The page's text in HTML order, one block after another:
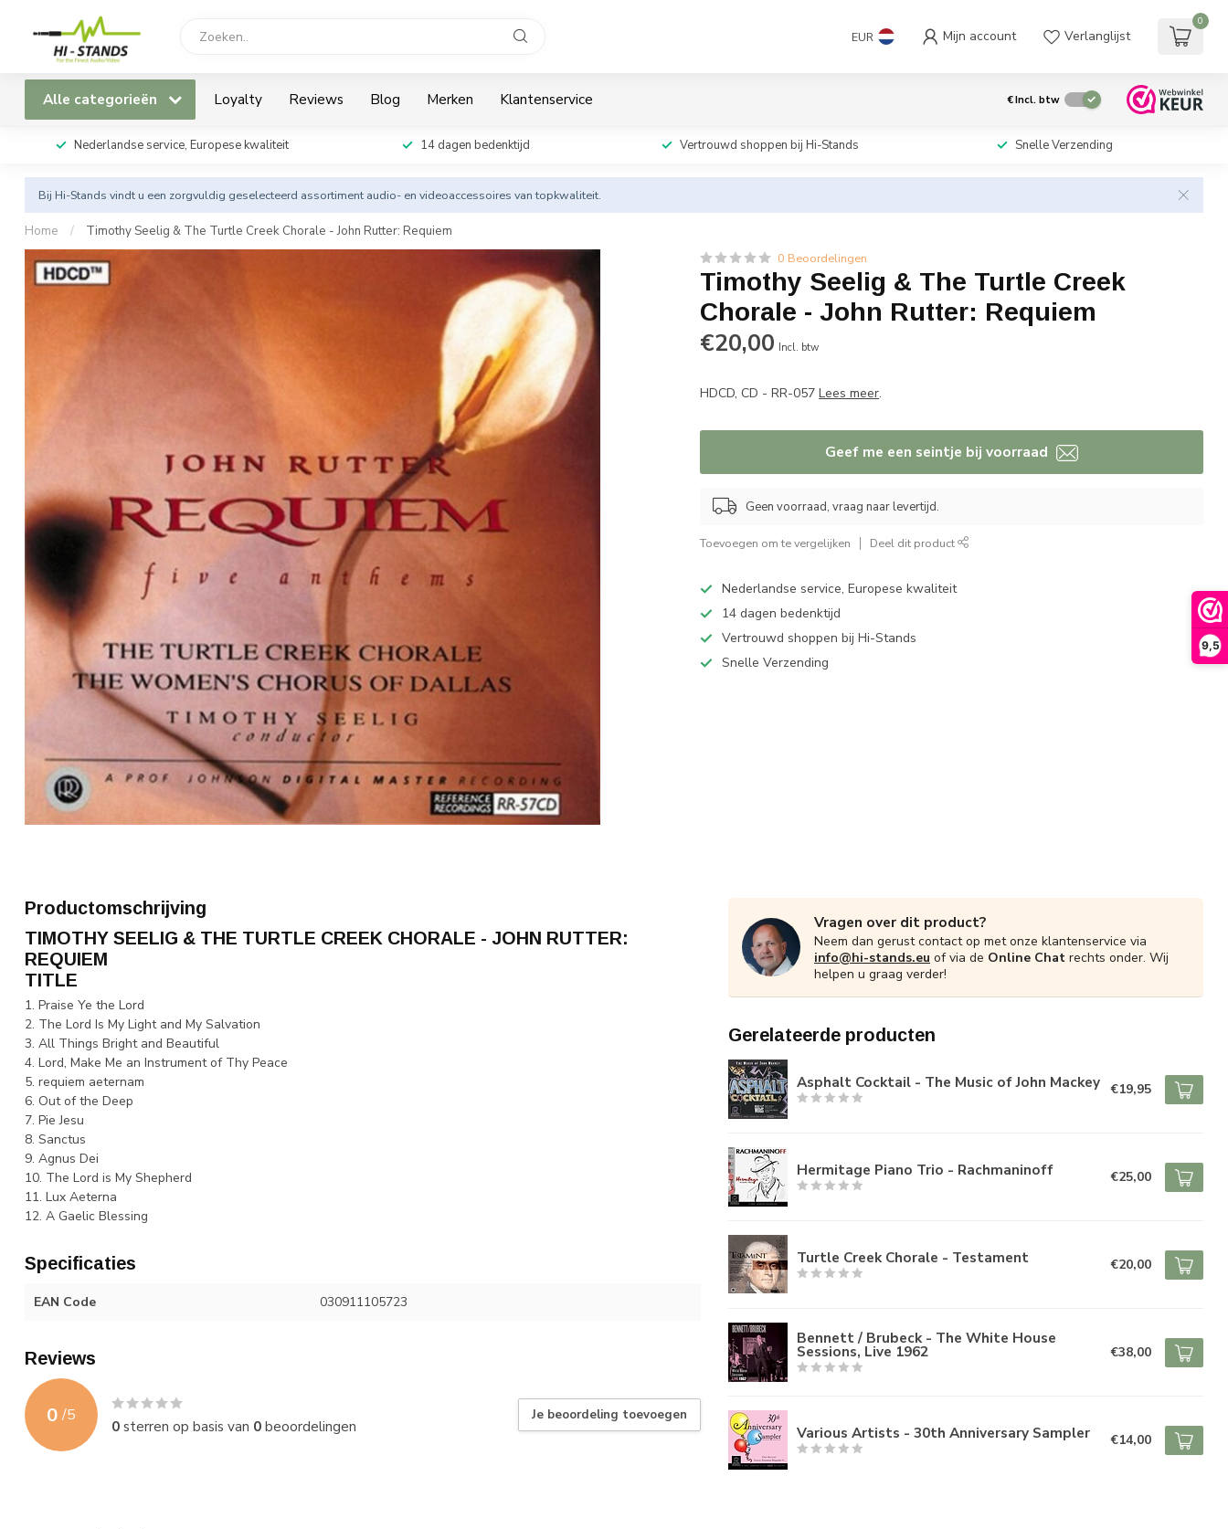
9,5
EUR Mijn account Verlanglijst
0
Alle categorieën Loyalty Reviews Blog Merken Klantenservice €Incl. btw
Nederlandse service, Europese kwaliteit 14 dagen bedenktijd Vertrouwd shoppen bij Hi-Stands Snelle Verzending
Bij Hi-Stands vindt u een zorgvuldig geselecteerd assortiment audio- en videoaccessoires van topkwaliteit.
Home / Timothy Seelig & The Turtle Creek Chorale - John Rutter: Requiem
0 Beoordelingen
Timothy Seelig & The Turtle Creek
Chorale - John Rutter: Requiem
€20,00 Incl. btw
HDCD, CD - RR-057Lees meer.
Geef me een seintje bij voorraad
Geen voorraad, vraag naar levertijd.
Toevoegen om te vergelijken Deel dit product
Nederlandse service, Europese kwaliteit
14 dagen bedenktijd
Vertrouwd shoppen bij Hi-Stands
Snelle Verzending
Productomschrijving
TIMOTHY SEELIG & THE TURTLE CREEK CHORALE - JOHN RUTTER:
REQUIEM
TITLE
1. Praise Ye the Lord
2. The Lord Is My Light and My Salvation
3. All Things Bright and Beautiful
4. Lord, Make Me an Instrument of Thy Peace
5. requiem aeternam
6. Out of the Deep
7. Pie Jesu
8. Sanctus
9. Agnus Dei
10. The Lord is My Shepherd
11. Lux Aeterna
12. A Gaelic Blessing
Specificaties
EAN Code 030911105723
Reviews
0 /5
0sterren op basis van 0beoordelingen
Je beoordeling toevoegen
Vragen over dit product?
Neem dan gerust contact op met onze klantenservice via
info@hi-stands.eu of via de Online Chat rechts onder. Wij
helpen u graag verder!
Gerelateerde producten
Asphalt Cocktail - The Music of John Mackey €19,95
Hermitage Piano Trio - Rachmaninoff €25,00
Turtle Creek Chorale - Testament €20,00
Bennett / Brubeck - The White House
Sessions, Live 1962 €38,00
Various Artists - 30th Anniversary Sampler €14,00